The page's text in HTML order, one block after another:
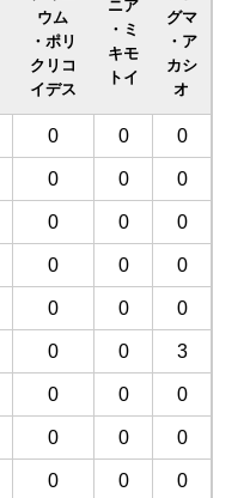
ウム
・ポリ
クリコ
イデス
ニア
・ミ
キモ
トイ
グマ
・ア
カシ
オ
0 0 0
0 0 0
0 0 0
0 0 0
0 0 0
0 0 3
0 0 0
0 0 0
0 0 0